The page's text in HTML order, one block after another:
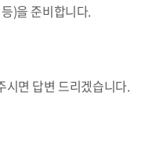
)을 준비합니다.
시면 답변 드리겠습니다.